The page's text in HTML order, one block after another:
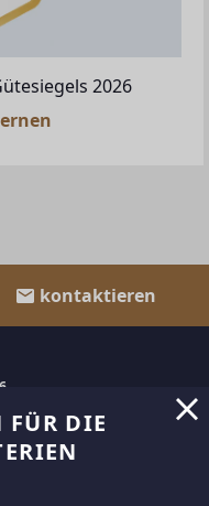
2026
kontaktieren
FÜR DIE